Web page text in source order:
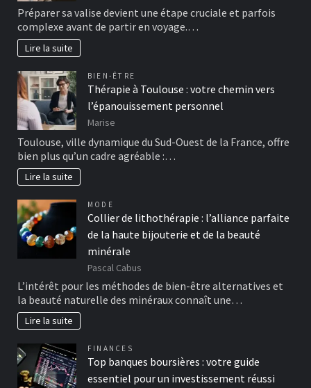
Préparer sa valise devient une étape cruciale et parfois
complexe avant de partir en voyage.…
Lire la suite
BIEN-ÊTRE
Thérapie à Toulouse : votre chemin vers
l’épanouissement personnel
Marise
Toulouse, ville dynamique du Sud-Ouest de la France, offre
bien plus qu’un cadre agréable :…
Lire la suite
MODE
Collier de lithothérapie : l’alliance parfaite
de la haute bijouterie et de la beauté
minérale
Pascal Cabus
L’intérêt pour les méthodes de bien-être alternatives et
la beauté naturelle des minéraux connaît une…
Lire la suite
FINANCES
Top banques boursières : votre guide
essentiel pour un investissement réussi